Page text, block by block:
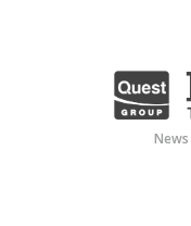
News